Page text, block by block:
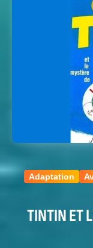
Adaptation
TINTIN ET